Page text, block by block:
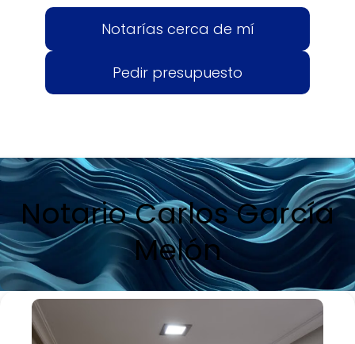
Notarías cerca de mí
Pedir presupuesto
Notario Carlos García
Melón